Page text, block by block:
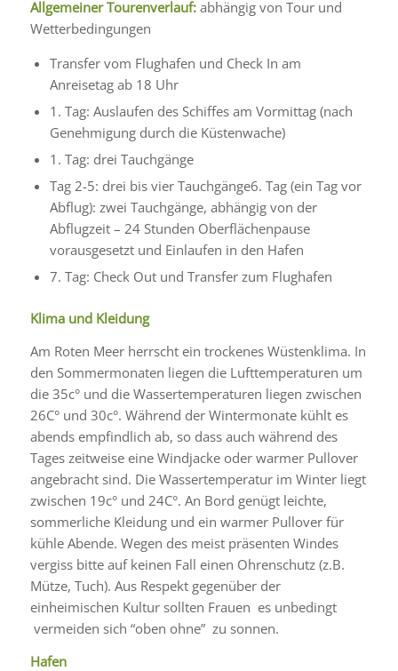
Allgemeiner Tourenverlauf:abhängig von Tour und
Wetterbedingungen
Transfer vom Flughafen und Check In am
Anreisetag ab 18 Uhr
1. Tag: Auslaufen des Schiffes am Vormittag (nach
Genehmigung durch die Küstenwache)
1. Tag: drei Tauchgänge
Tag 2-5: drei bis vier Tauchgänge6. Tag (ein Tag vor
Abflug): zwei Tauchgänge, abhängig von der
Abflugzeit – 24 Stunden Oberflächenpause
vorausgesetzt und Einlaufen in den Hafen
7. Tag: Check Out und Transfer zum Flughafen
Klima und Kleidung
Am Roten Meer herrscht ein trockenes Wüstenklima. In
den Sommermonaten liegen die Lufttemperaturen um
die 35c° und die Wassertemperaturen liegen zwischen
26C° und 30c°. Während der Wintermonate kühlt es
abends empfindlich ab, so dass auch während des
Tages zeitweise eine Windjacke oder warmer Pullover
angebracht sind. Die Wassertemperatur im Winter liegt
zwischen 19c° und 24C°. An Bord genügt leichte,
sommerliche Kleidung und ein warmer Pullover für
kühle Abende. Wegen des meist präsenten Windes
vergiss bitte auf keinen Fall einen Ohrenschutz (z.B.
Mütze, Tuch). Aus Respekt gegenüber der
einheimischen Kultur sollten Frauen es unbedingt
vermeiden sich “oben ohne” zu sonnen.
Hafen